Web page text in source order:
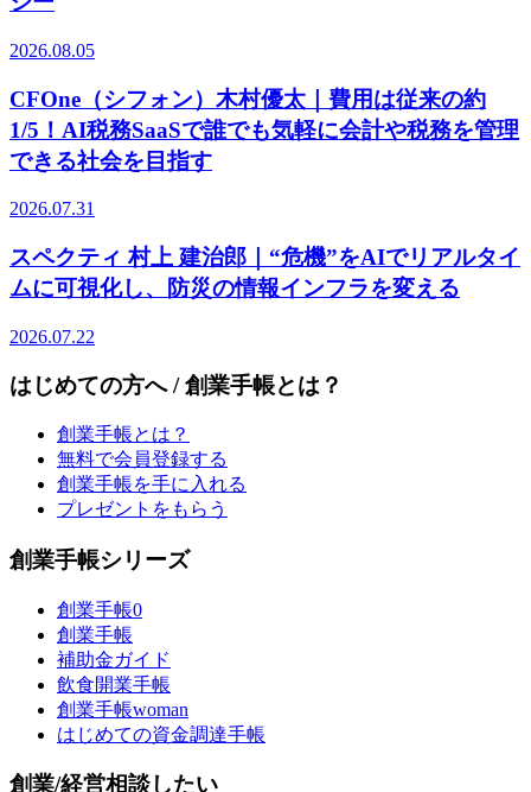
2026.08.05
CFOne（シフォン）木村優太｜費用は従来の約
1/5！AI税務SaaSで誰でも気軽に会計や税務を管理
できる社会を目指す
2026.07.31
スペクティ 村上 建治郎｜“危機”をAIでリアルタイ
ムに可視化し、防災の情報インフラを変える
2026.07.22
はじめての方へ / 創業手帳とは？
創業手帳とは？
無料で会員登録する
創業手帳を手に入れる
プレゼントをもらう
創業手帳シリーズ
創業手帳0
創業手帳
補助金ガイド
飲食開業手帳
創業手帳woman
はじめての資金調達手帳
創業/経営相談したい